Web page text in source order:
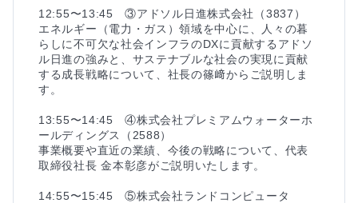
12:55〜13:45　③アドソル日進株式会社（3837）
エネルギー（電力・ガス）領域を中心に、人々の暮
らしに不可欠な社会インフラのDXに貢献するアドソ
ル日進の強みと、サステナブルな社会の実現に貢献
する成長戦略について、社長の篠﨑からご説明しま
す。
13:55〜14:45　④株式会社プレミアムウォーターホ
ールディングス（2588）
事業概要や直近の業績、今後の戦略について、代表
取締役社長 金本彰彦がご説明いたします。
14:55〜15:45　⑤株式会社ランドコンピュータ